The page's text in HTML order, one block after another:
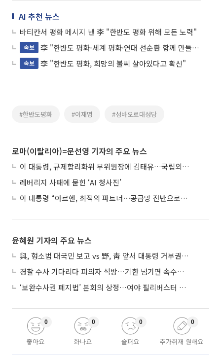
AI 추천 뉴스
바티칸서 평화 메시지 낸 李 "한반도 평화 위해 모든 노력"
속보 李 "한반도 평화-세계 평화·연대 선순환 함께 만들어가길 희망"
속보 李 "한반도 평화, 희망의 불씨 살아있다고 확신"
#한반도평화 #이재명 #성바오로대성당
로마(이탈리아)=문선영 기자의 주요 뉴스
이 대통령, 규제합리화위 부위원장에 김태유…국립외교원장 김흥규
레버리지 사태에 묻힌 ‘AI 청사진’
이 대통령 “아르헨, 최적의 파트너⋯공급망 전반으로 확대”
윤혜원 기자의 주요 뉴스
與, 형소법 대국민 보고 vs 野, 靑 앞서 대통령 거부권 촉구
경찰 수사 기다리다 피의자 석방…기한 넘기면 속수무책
‘보완수사권 폐지법’ 본회의 상정…여야 필리버스터 대치
좋아요
0
화나요
0
슬퍼요
0
추가취재 원해요
0